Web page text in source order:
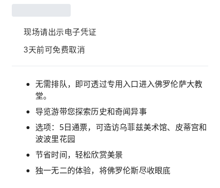
现场请出示电子凭证
3天前可免费取消
无需排队，即可透过专用入口进入佛罗伦萨大教
堂。
导览游带您探索历史和奇闻异事
选项：5日通票，可造访乌菲兹美术馆、皮蒂宫和
波波里花园
节省时间，轻松欣赏美景
独一无二的体验，将佛罗伦斯尽收眼底